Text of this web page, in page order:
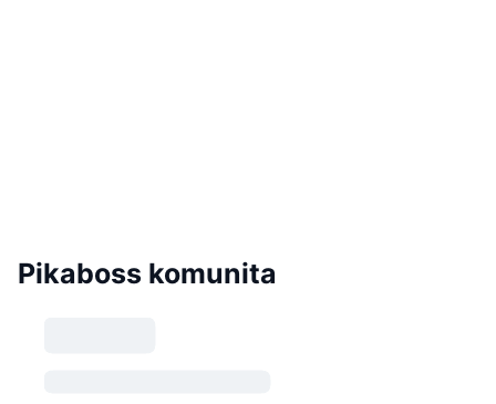
Pikaboss komunita